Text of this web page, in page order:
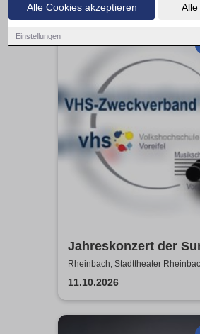
Alle Cookies akzeptieren
Einstellungen
Jahreskonzert der
Bigband |
Rheinbach
Rheinbach, Stadttheater
11.10.2026